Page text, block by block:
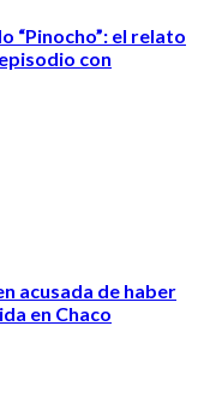
“Pinocho”: el relato
con
acusada de haber
en Chaco